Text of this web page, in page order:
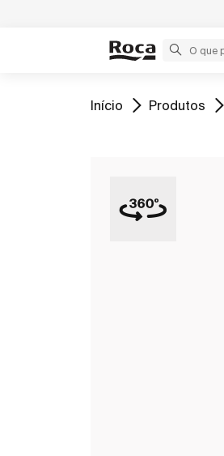
Ir para
Início Ir para
Produtos